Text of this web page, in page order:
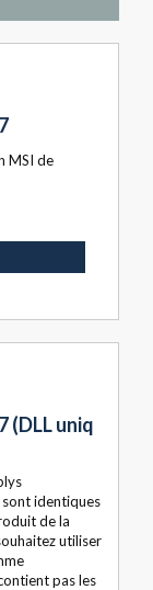
MSI de
(DLL uniq
sont identiques
de la
utiliser
pas les